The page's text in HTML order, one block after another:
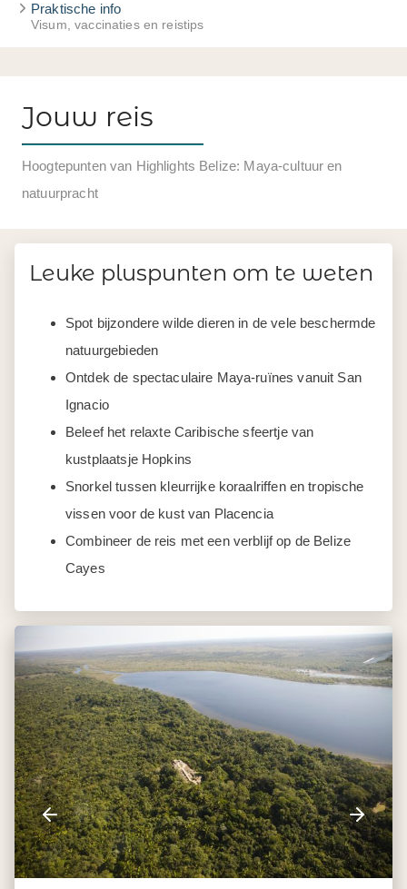
Praktische info
Visum, vaccinaties en reistips
Jouw reis
Hoogtepunten van Highlights Belize: Maya-cultuur en
natuurpracht
Leuke pluspunten om te weten
Spot bijzondere wilde dieren in de vele beschermde
natuurgebieden
Ontdek de spectaculaire Maya-ruïnes vanuit San
Ignacio
Beleef het relaxte Caribische sfeertje van
kustplaatsje Hopkins
Snorkel tussen kleurrijke koraalriffen en tropische
vissen voor de kust van Placencia
Combineer de reis met een verblijf op de Belize
Cayes